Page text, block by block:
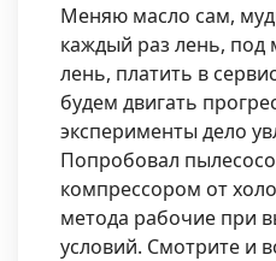
Меняю масло сам,
каждый раз лень, под
лень, платить в
будем двигать
эксперименты дело
Попробовал
компрессором от
метода рабочие при
условий. Смотрите и